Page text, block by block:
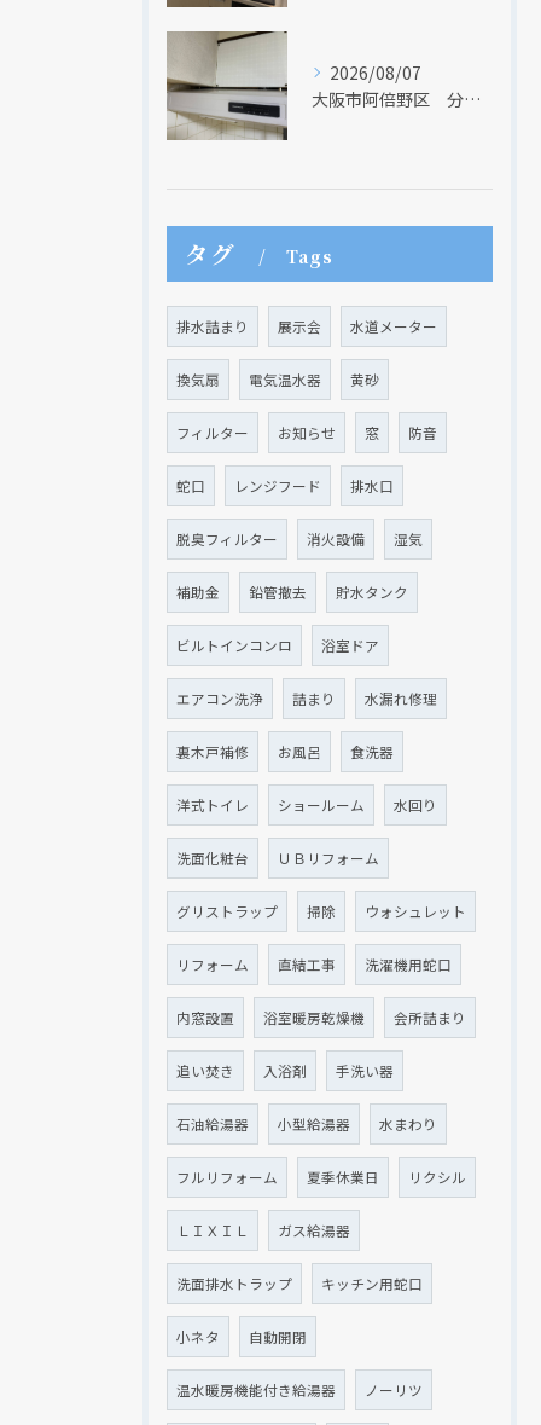
2026/08/07
大阪市阿倍野区 分譲マンションのレンジフード取替リフォーム工事 タカラスタンダード
タグ Tags
排水詰まり 展示会 水道メーター
換気扇 電気温水器 黄砂
フィルター お知らせ 窓 防音
蛇口 レンジフード 排水口
脱臭フィルター 消火設備 湿気
補助金 鉛管撤去 貯水タンク
ビルトインコンロ 浴室ドア
エアコン洗浄 詰まり 水漏れ修理
裏木戸補修 お風呂 食洗器
洋式トイレ ショールーム 水回り
洗面化粧台 ＵＢリフォーム
グリストラップ 掃除 ウォシュレット
リフォーム 直結工事 洗濯機用蛇口
内窓設置 浴室暖房乾燥機 会所詰まり
追い焚き 入浴剤 手洗い器
石油給湯器 小型給湯器 水まわり
フルリフォーム 夏季休業日 リクシル
ＬＩＸＩＬ ガス給湯器
洗面排水トラップ キッチン用蛇口
小ネタ 自動開閉
温水暖房機能付き給湯器 ノーリツ
クリックでチラシのページにジャンプします
クリックでチラシのページにジャンプします